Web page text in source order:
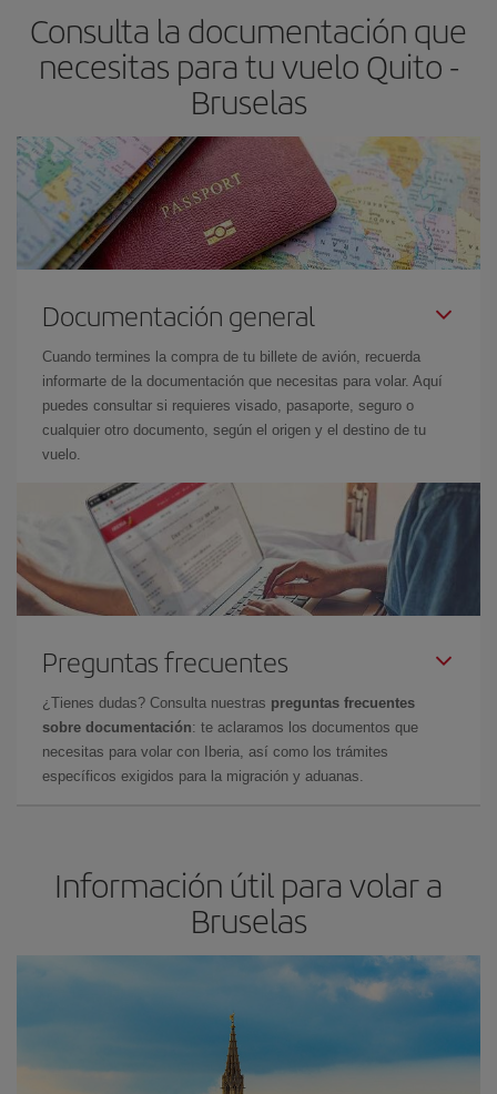
Consulta la documentación que
necesitas para tu vuelo Quito -
Bruselas
Documentación general
Cuando termines la compra de tu billete de avión, recuerda
informarte de la documentación que necesitas para volar. Aquí
puedes consultar si requieres visado, pasaporte, seguro o
cualquier otro documento, según el origen y el destino de tu
vuelo.
Preguntas frecuentes
¿Tienes dudas? Consulta nuestras preguntas frecuentes
sobre documentación: te aclaramos los documentos que
necesitas para volar con Iberia, así como los trámites
específicos exigidos para la migración y aduanas.
Información útil para volar a
Bruselas